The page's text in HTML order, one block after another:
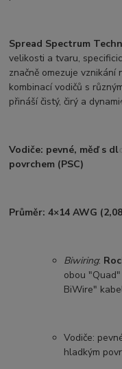
Spread Spectrum
velikosti a tvaru,
značně omezuje
kombinací vodičů s
přináší čistý, čirý a
Vodiče: pevné, měď s
povrchem (PSC)
Průměr: 4×14 AWG
Biwiring:
obou
BiWire"
Vodiče:
hladkým